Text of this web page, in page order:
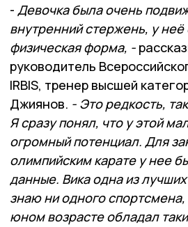
- Девочка была очень
внутренний стержень, у
физическая форма, -
руководитель
IRBIS, тренер высшей
Джиянов. - Это редкость,
Я сразу понял, что у этой
огромный потенциал. Для
олимпийским карате у нее
данные. Вика одна из
знаю ни одного
юном возрасте обладал